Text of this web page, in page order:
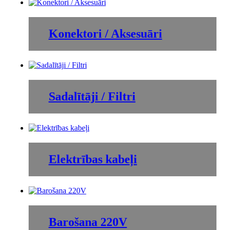
Konektori / Aksesuāri
Sadalītāji / Filtri
Elektrības kabeļi
Barošana 220V